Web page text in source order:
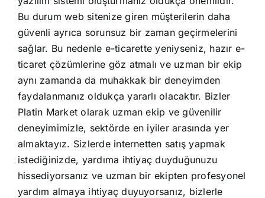
Bu durum web sitenize giren müşterilerin daha
güvenli ayrıca sorunsuz bir zaman geçirmelerini
sağlar. Bu nedenle e-ticarette yeniyseniz, hazır e-
ticaret çözümlerine göz atmalı ve uzman bir ekip
aynı zamanda da muhakkak bir deneyimden
faydalanmanız oldukça yararlı olacaktır. Bizler
Platin Market olarak uzman ekip ve güvenilir
deneyimimizle, sektörde en iyiler arasında yer
almaktayız. Sizlerde internetten satış yapmak
istediğinizde, yardıma ihtiyaç duyduğunuzu
hissediyorsanız ve uzman bir ekipten profesyonel
yardım almaya ihtiyaç duyuyorsanız, bizlerle